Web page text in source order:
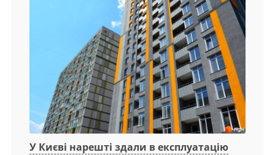
У Києві нарешті здали в експлуатацію